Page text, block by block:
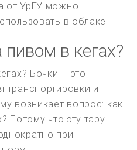
от УрГУ можно
в облаке.
в кегах?
Бочки – это
транспортировки и
возникает вопрос: как
Потому что эту тару
при